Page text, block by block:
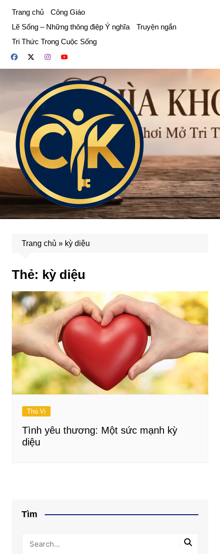
phần
dung
Trang chủ
Công Giáo
Lẽ Sống – Những thông điệp Ý nghĩa
Truyện ngắn
Tri Thức Trong Cuộc Sống
Trang chủ » kỳ diệu
Thẻ: kỳ diệu
Thú Vị
Tình yêu thương: Một sức mạnh kỳ
diệu
Tìm